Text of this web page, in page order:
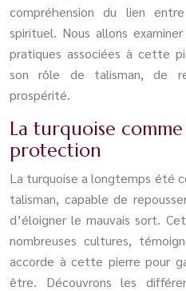
compréhension du lien
spirituel. Nous allons
pratiques associées à cette
son rôle de talisman, de
prospérité.
La turquoise
protection
La turquoise a longtemps été
talisman, capable de
d’éloigner le mauvais sort.
nombreuses cultures,
accorde à cette pierre pour
être. Découvrons les